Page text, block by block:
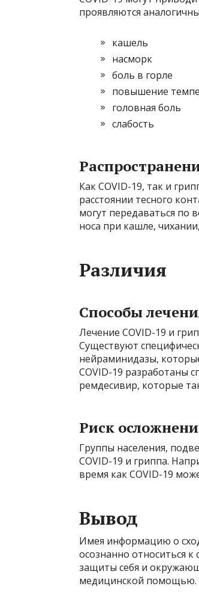
проявляются
кашель
насморк
боль в горле
повышение
головная боль
слабость
Как COVID-19, так и
расстоянии тесного
могут передаваться по
носа при кашле,
Различия
Способы
Лечение COVID-19 и
Существуют
нейраминидазы,
COVID-19 разработаны
ремдесивир, которые
Риск
Группы населения,
COVID-19 и гриппа.
время как COVID-19
Вывод
Имея информацию о
осознанно относиться
защиты себя и
медицинской помощью.